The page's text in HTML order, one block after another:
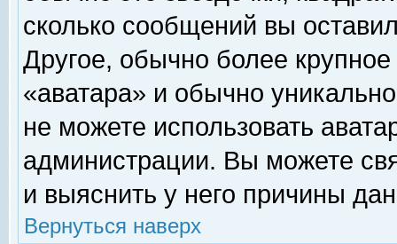
сколько сообщений вы
Другое, обычно более
«аватара» и обычно
не можете использовать
администрации. Вы можете
и выяснить у него причины
Вернуться наверх